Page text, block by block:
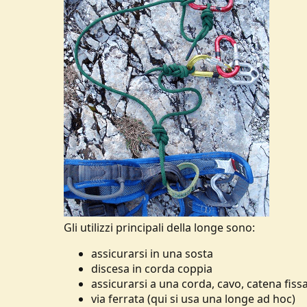
Gli utilizzi principali della longe sono:
assicurarsi in una sosta
discesa in corda coppia
assicurarsi a una corda, cavo, catena
via ferrata (qui si usa una longe ad hoc)